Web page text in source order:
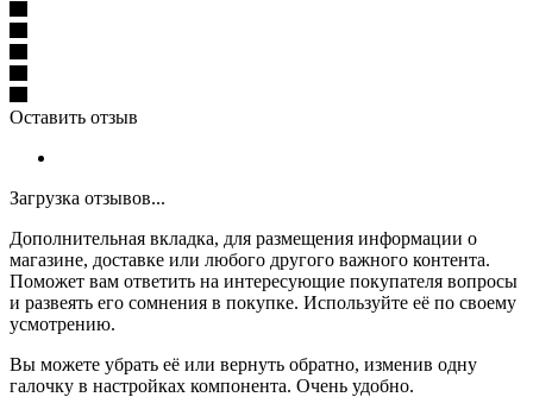
Оставить отзыв
Загрузка отзывов...
Дополнительная вкладка, для размещения информации о
магазине, доставке или любого другого важного контента.
Поможет вам ответить на интересующие покупателя вопросы
и развеять его сомнения в покупке. Используйте её по своему
усмотрению.
Вы можете убрать её или вернуть обратно, изменив одну
галочку в настройках компонента. Очень удобно.